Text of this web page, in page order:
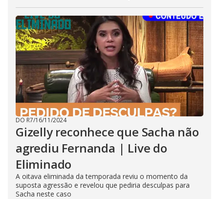
DO R7/16/11/2024
Gizelly reconhece que Sacha não
agrediu Fernanda | Live do
Eliminado
A oitava eliminada da temporada reviu o momento da
suposta agressão e revelou que pediria desculpas para
Sacha neste caso